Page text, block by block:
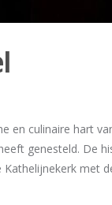
en culinaire hart
genesteld. De
Kathelijnekerk met